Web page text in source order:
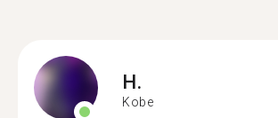
H.
Kobe